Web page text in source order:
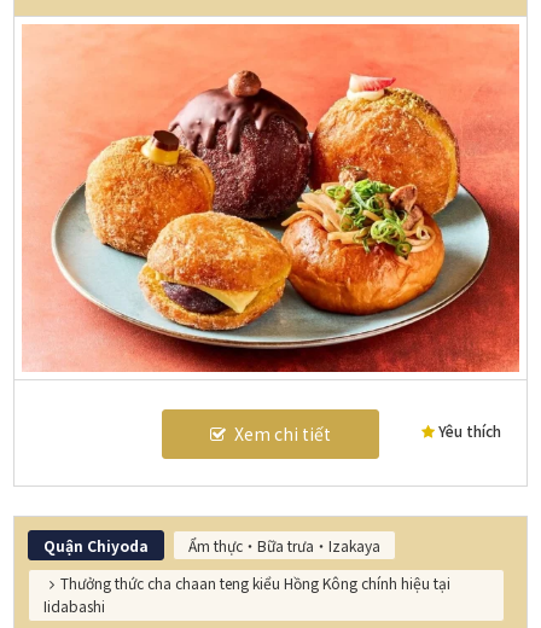
Yêu thích
Xem chi tiết
Quận Chiyoda
Ẩm thực・Bữa trưa・Izakaya
Thưởng thức cha chaan teng kiểu Hồng Kông chính hiệu tại
Iidabashi